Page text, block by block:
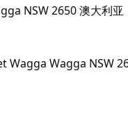
NSW 2650 澳大利亚